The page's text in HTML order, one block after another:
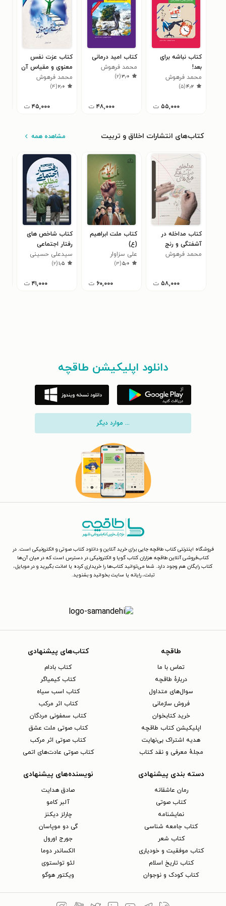
کتاب نباشه برای
بعد!
محمد فرهوش
۴٫۲(۵)
۵۵,۰۰۰ ت
کتاب امید درمانی
محمد فرهوش
۳٫۰(۲)
۴۸,۰۰۰ ت
کتاب عزت نفس
معنوی و مقیاس آن
محمد فرهوش
۲٫۰(۴)
۴۵,۰۰۰ ت
کتاب‌های انتشارات اخلاق و تربیت مشاهده همه
کتاب مداخله در
آشفتگی و رنج
روانی
محمد فرهوش
۵۸,۰۰۰ ت
کتاب ملت ابراهیم
(ع)
علی سزاوار
۵٫۰(۳)
۶۰,۰۰۰ ت
کتاب شاخص های
رفتار اجتماعی
مطلوب
سیدعلی حسینی
پور اردکانی
۱٫۵(۲)
۴۱,۰۰۰ ت
دانلود اپلیکیشن طاقچه
... موارد دیگر
فروشگاه اینترنتی کتاب طاقچه جایی برای خرید آنلاین و دانلود کتاب صوتی و الکترونیکی است. در
کتاب‌فروشی آنلاین طاقچه هزاران کتاب گویا و الکترونیکی در دسترس است که در میان آن‌ها
کتاب رایگان هم وجود دارد. شما می‌توانید کتاب‌ها را خریداری کرده یا امانت بگیرید و در موبایل،
تبلت، رایانه یا سایت بخوانید و بشنوید.
طاقچه
تماس با ما
دربارهٔ طاقچه
سوال‌های متداول
فروش سازمانی
خرید کتابخوان
اپلیکیشن کتاب طاقچه
هدیه اشتراک بی‌نهایت
مجلهٔ معرفی و نقد کتاب
کتاب‌های پیشنهادی
کتاب بادام
کتاب کیمیاگر
کتاب اسب سیاه
کتاب اثر مرکب
کتاب سمفونی مردگان
کتاب صوتی ملت عشق
کتاب صوتی اثر مرکب
کتاب صوتی عادت‌های اتمی
دسته بندی پیشنهادی
رمان عاشقانه
کتاب‌ صوتی
نمایشنامه
کتاب جامعه شناسی
کتاب شعر
کتاب موفقیت و خودیاری
کتاب تاریخ اسلام
کتاب کودک و نوجوان
نویسنده‌های پیشنهادی
صادق هدایت
آلبر کامو
چارلز دیکنز
گی دو موپاسان
جورج اورول
الکساندر دوما
لئو تولستوی
ویکتور هوگو